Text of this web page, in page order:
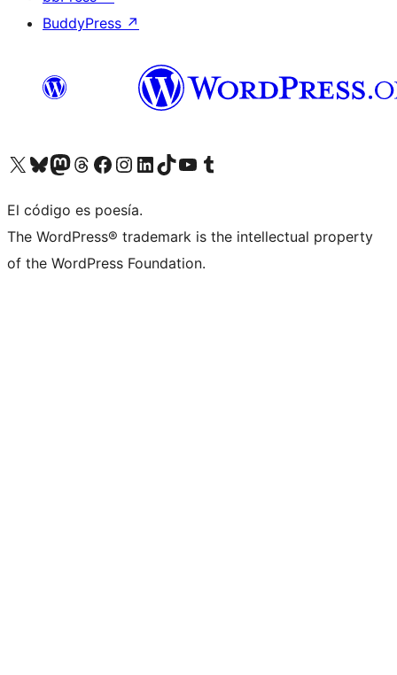
BuddyPress ↗
Visita nuestra cuenta de X (anteriormente Twitter)
Visita nuestra cuenta de Bluesky
Visita nuestra cuenta de Mastodon
Visita nuestra cuenta de Threads
Visita nuestra página de Facebook
Visita nuestra cuenta de Instagram
Visita nuestra cuenta de LinkedIn
Visita nuestra cuenta de TikTok
Visita nuestro canal de YouTube
Visita nuestra cuenta de Tumblr
El código es poesía.
The WordPress® trademark is the intellectual property
of the WordPress Foundation.